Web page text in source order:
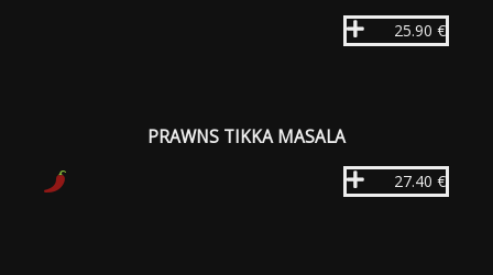
25.90 €
PRAWNS TIKKA MASALA
27.40 €